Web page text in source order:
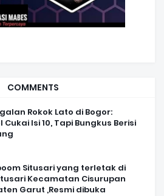
COMMENTS
Rokok Lato di Bogor:
Cukai Isi 10, Tapi Bungkus Berisi
Situsari yang terletak di
Kecamatan Cisurupan
Garut ,Resmi dibuka